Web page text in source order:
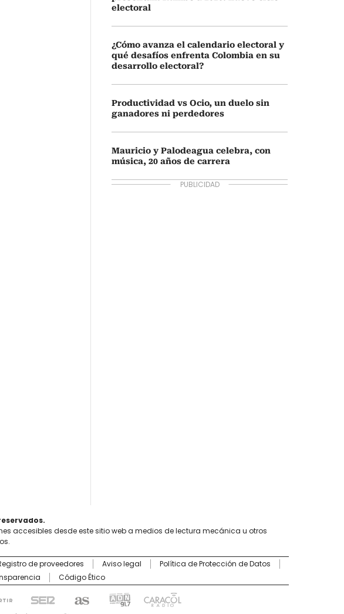
electoral
¿Cómo avanza el calendario electoral y
qué desafíos enfrenta Colombia en su
desarrollo electoral?
Productividad vs Ocio, un duelo sin
ganadores ni perdedores
Mauricio y Palodeagua celebra, con
música, 20 años de carrera
accesibles desde este sitio web a medios de lectura mecánica u otros
de proveedores Aviso legal
Política de Protección de Datos
Código Ético